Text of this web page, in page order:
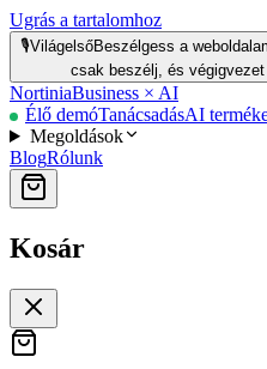
Ugrás a tartalomhoz
🎙️VilágelsőBeszélgess a
csak beszélj, és végigvezet
NortiniaBusiness × AI
Élő demóTanácsadásAI
Megoldások
BlogRólunk
Kosár